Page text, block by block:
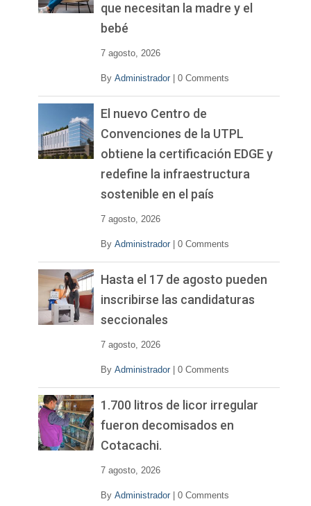
que necesitan la madre y el
bebé
7 agosto, 2026
By Administrador 0 Comments
El nuevo Centro de
Convenciones de la UTPL
obtiene la certificación EDGE y
redefine la infraestructura
sostenible en el país
7 agosto, 2026
By Administrador 0 Comments
Hasta el 17 de agosto pueden
inscribirse las candidaturas
seccionales
7 agosto, 2026
By Administrador 0 Comments
1.700 litros de licor irregular
fueron decomisados en
Cotacachi.
7 agosto, 2026
By Administrador 0 Comments